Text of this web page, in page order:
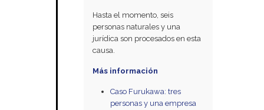
Hasta el momento, seis
personas naturales y una
jurídica son procesados en esta
causa.
Más información
Caso Furukawa: tres
personas y una empresa